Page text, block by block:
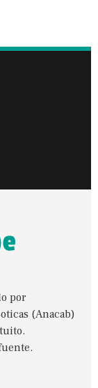
por
(Anacab)